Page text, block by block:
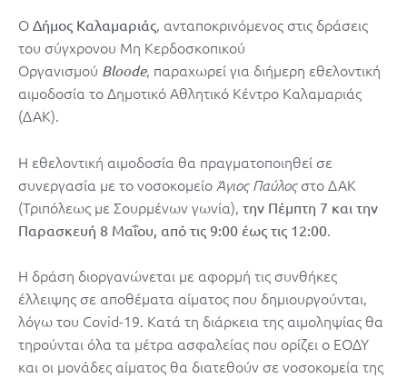
Ο Δήμος Καλαμαριάς, ανταποκρινόμενος στις δράσεις
του σύγχρονου Μη Κερδοσκοπικού
Οργανισμού Bloode, παραχωρεί για διήμερη εθελοντική
αιμοδοσία το Δημοτικό Αθλητικό Κέντρο Καλαμαριάς
(ΔΑΚ).
Η εθελοντική αιμοδοσία θα πραγματοποιηθεί σε
συνεργασία με το νοσοκομείο Άγιος Παύλοςστο ΔΑΚ
(Τριπόλεως με Σουρμένων γωνία), την Πέμπτη 7 και την
Παρασκευή 8 Μαΐου, από τις 9:00 έως τις 12:00.
Η δράση διοργανώνεται με αφορμή τις συνθήκες
έλλειψης σε αποθέματα αίματος που δημιουργούνται,
λόγω του Covid-19. Κατά τη διάρκεια της αιμοληψίας θα
τηρούνται όλα τα μέτρα ασφαλείας που ορίζει ο ΕΟΔΥ
και οι μονάδες αίματος θα διατεθούν σε νοσοκομεία της